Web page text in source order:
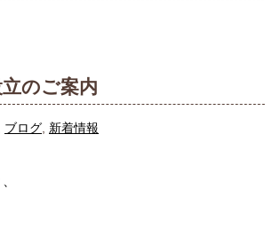
のご案内
ブログ 新着情報